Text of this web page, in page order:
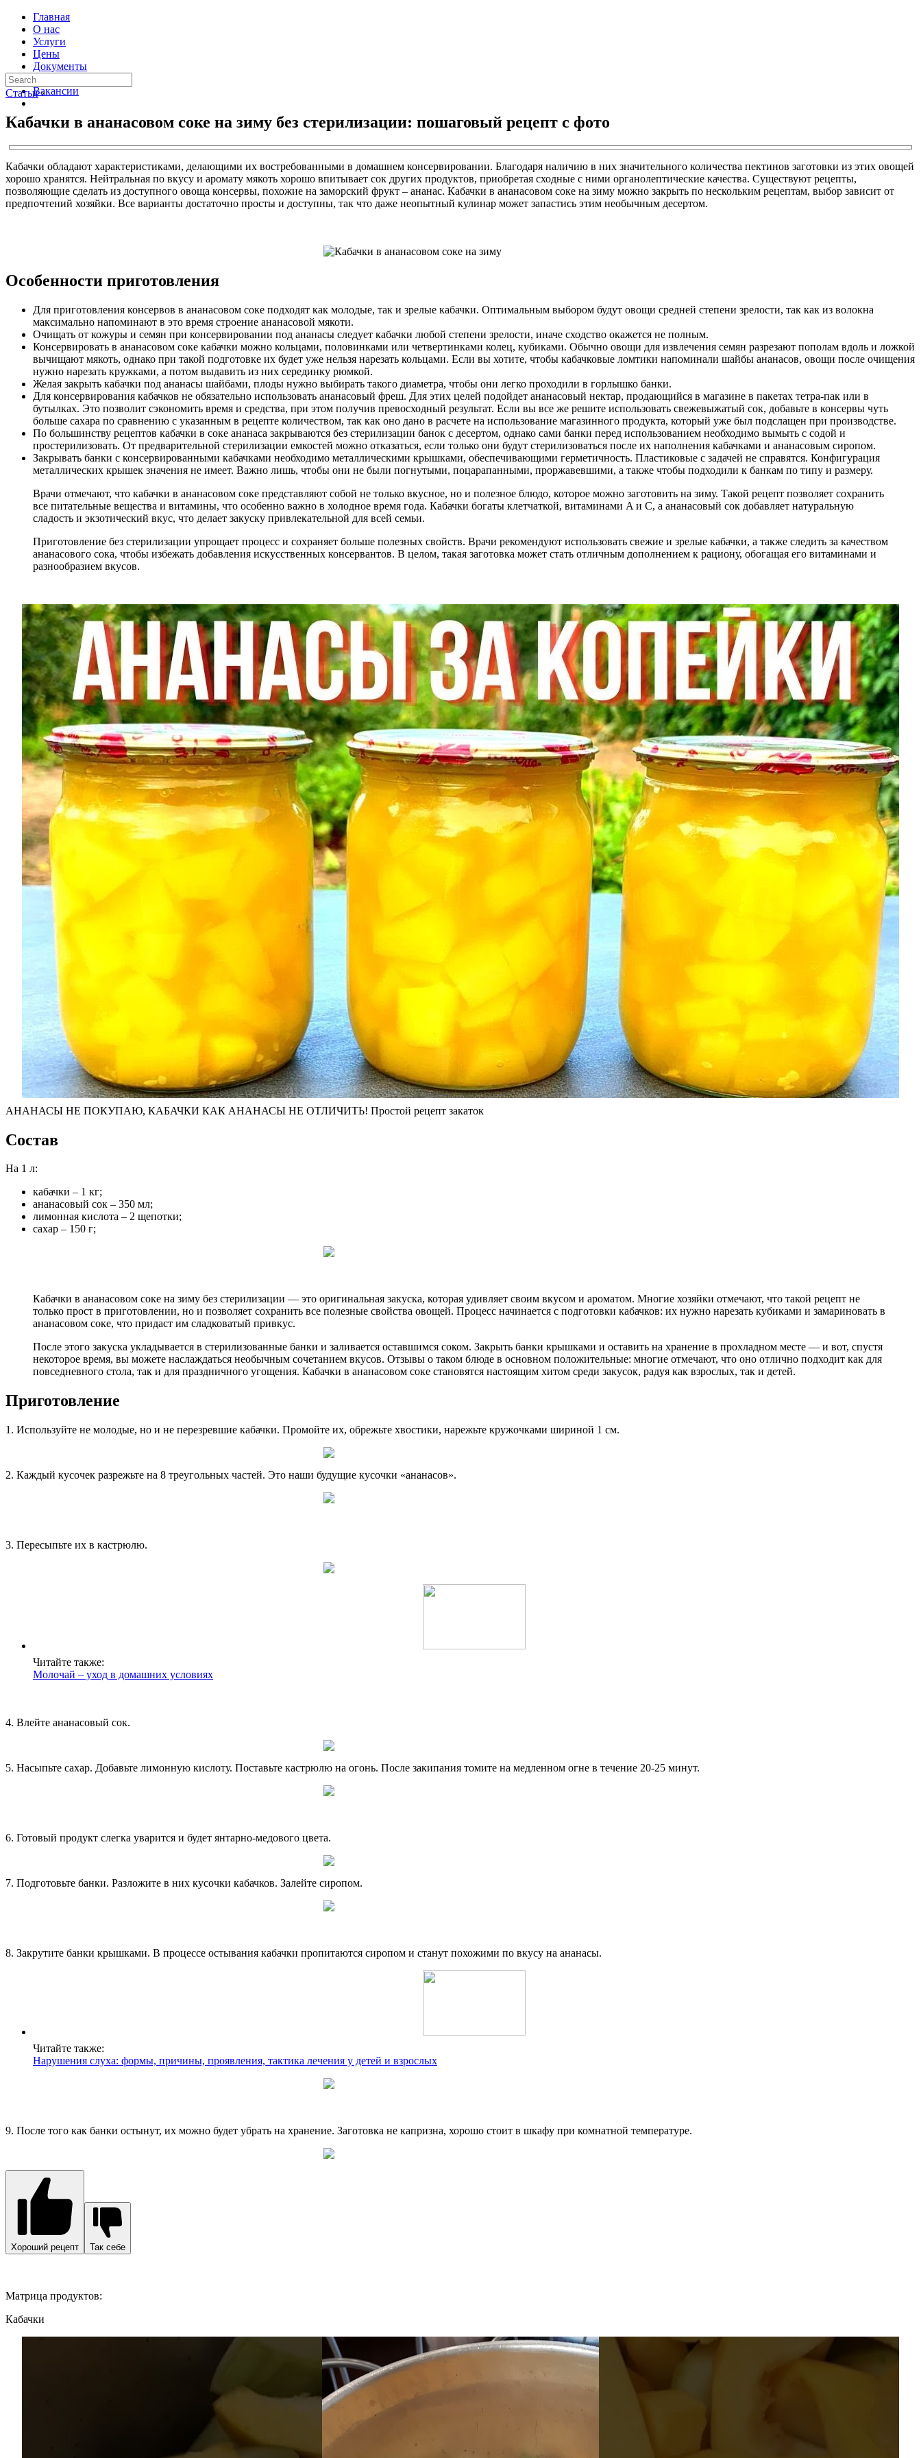
Главная
О нас
Услуги
Цены
Документы
Контакты
Вакансии
Статьи ›
Кабачки в ананасовом соке на зиму без стерилизации: пошаговый рецепт с фото
Кабачки обладают характеристиками, делающими их востребованными в домашнем консервировании. Благодаря наличию в них значительного количества пектинов заготовки из этих овощей
хорошо хранятся. Нейтральная по вкусу и аромату мякоть хорошо впитывает сок других продуктов, приобретая сходные с ними органолептические качества. Существуют рецепты,
позволяющие сделать из доступного овоща консервы, похожие на заморский фрукт – ананас. Кабачки в ананасовом соке на зиму можно закрыть по нескольким рецептам, выбор зависит от
предпочтений хозяйки. Все варианты достаточно просты и доступны, так что даже неопытный кулинар может запастись этим необычным десертом.
Особенности приготовления
Для приготовления консервов в ананасовом соке подходят как молодые, так и зрелые кабачки. Оптимальным выбором будут овощи средней степени зрелости, так как из волокна
максимально напоминают в это время строение ананасовой мякоти.
Очищать от кожуры и семян при консервировании под ананасы следует кабачки любой степени зрелости, иначе сходство окажется не полным.
Консервировать в ананасовом соке кабачки можно кольцами, половинками или четвертинками колец, кубиками. Обычно овощи для извлечения семян разрезают пополам вдоль и ложкой
вычищают мякоть, однако при такой подготовке их будет уже нельзя нарезать кольцами. Если вы хотите, чтобы кабачковые ломтики напоминали шайбы ананасов, овощи после очищения
нужно нарезать кружками, а потом выдавить из них серединку рюмкой.
Желая закрыть кабачки под ананасы шайбами, плоды нужно выбирать такого диаметра, чтобы они легко проходили в горлышко банки.
Для консервирования кабачков не обязательно использовать ананасовый фреш. Для этих целей подойдет ананасовый нектар, продающийся в магазине в пакетах тетра-пак или в
бутылках. Это позволит сэкономить время и средства, при этом получив превосходный результат. Если вы все же решите использовать свежевыжатый сок, добавьте в консервы чуть
больше сахара по сравнению с указанным в рецепте количеством, так как оно дано в расчете на использование магазинного продукта, который уже был подслащен при производстве.
По большинству рецептов кабачки в соке ананаса закрываются без стерилизации банок с десертом, однако сами банки перед использованием необходимо вымыть с содой и
простерилизовать. От предварительной стерилизации емкостей можно отказаться, если только они будут стерилизоваться после их наполнения кабачками и ананасовым сиропом.
Закрывать банки с консервированными кабачками необходимо металлическими крышками, обеспечивающими герметичность. Пластиковые с задачей не справятся. Конфигурация
металлических крышек значения не имеет. Важно лишь, чтобы они не были погнутыми, поцарапанными, проржавевшими, а также чтобы подходили к банкам по типу и размеру.
Врачи отмечают, что кабачки в ананасовом соке представляют собой не только вкусное, но и полезное блюдо, которое можно заготовить на зиму. Такой рецепт позволяет сохранить
все питательные вещества и витамины, что особенно важно в холодное время года. Кабачки богаты клетчаткой, витаминами A и C, а ананасовый сок добавляет натуральную
сладость и экзотический вкус, что делает закуску привлекательной для всей семьи.
Приготовление без стерилизации упрощает процесс и сохраняет больше полезных свойств. Врачи рекомендуют использовать свежие и зрелые кабачки, а также следить за качеством
ананасового сока, чтобы избежать добавления искусственных консервантов. В целом, такая заготовка может стать отличным дополнением к рациону, обогащая его витаминами и
разнообразием вкусов.
АНАНАСЫ НЕ ПОКУПАЮ, КАБАЧКИ КАК АНАНАСЫ НЕ ОТЛИЧИТЬ! Простой рецепт закаток
Состав
На 1 л:
кабачки – 1 кг;
ананасовый сок – 350 мл;
лимонная кислота – 2 щепотки;
сахар – 150 г;
Кабачки в ананасовом соке на зиму без стерилизации — это оригинальная закуска, которая удивляет своим вкусом и ароматом. Многие хозяйки отмечают, что такой рецепт не
только прост в приготовлении, но и позволяет сохранить все полезные свойства овощей. Процесс начинается с подготовки кабачков: их нужно нарезать кубиками и замариновать в
ананасовом соке, что придаст им сладковатый привкус.
После этого закуска укладывается в стерилизованные банки и заливается оставшимся соком. Закрыть банки крышками и оставить на хранение в прохладном месте — и вот, спустя
некоторое время, вы можете наслаждаться необычным сочетанием вкусов. Отзывы о таком блюде в основном положительные: многие отмечают, что оно отлично подходит как для
повседневного стола, так и для праздничного угощения. Кабачки в ананасовом соке становятся настоящим хитом среди закусок, радуя как взрослых, так и детей.
Приготовление
1. Используйте не молодые, но и не перезревшие кабачки. Промойте их, обрежьте хвостики, нарежьте кружочками шириной 1 см.
2. Каждый кусочек разрежьте на 8 треугольных частей. Это наши будущие кусочки «ананасов».
3. Пересыпьте их в кастрюлю.
Читайте также:
Молочай – уход в домашних условиях
4. Влейте ананасовый сок.
5. Насыпьте сахар. Добавьте лимонную кислоту. Поставьте кастрюлю на огонь. После закипания томите на медленном огне в течение 20-25 минут.
6. Готовый продукт слегка уварится и будет янтарно-медового цвета.
7. Подготовьте банки. Разложите в них кусочки кабачков. Залейте сиропом.
8. Закрутите банки крышками. В процессе остывания кабачки пропитаются сиропом и станут похожими по вкусу на ананасы.
Читайте также:
Нарушения слуха: формы, причины, проявления, тактика лечения у детей и взрослых
9. После того как банки остынут, их можно будет убрать на хранение. Заготовка не капризна, хорошо стоит в шкафу при комнатной температуре.
Хороший рецепт Так себе
Матрица продуктов:
Кабачки